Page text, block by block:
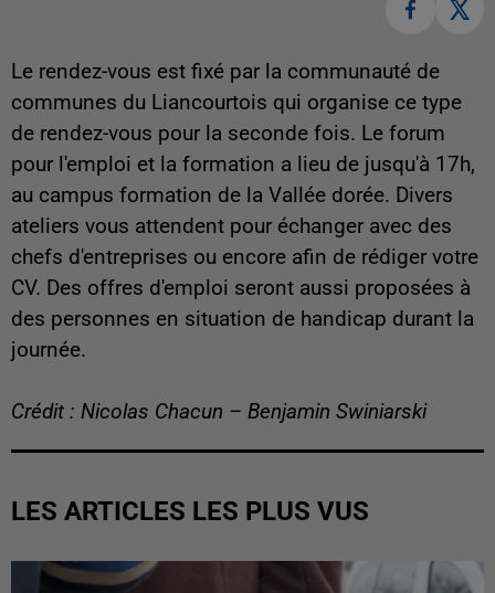
Le rendez-vous est fixé par la communauté de
communes du Liancourtois qui organise ce type
de rendez-vous pour la seconde fois. Le forum
pour l'emploi et la formation a lieu de jusqu'à 17h,
au campus formation de la Vallée dorée. Divers
ateliers vous attendent pour échanger avec des
chefs d'entreprises ou encore afin de rédiger votre
CV. Des offres d'emploi seront aussi proposées à
des personnes en situation de handicap durant la
journée.
Crédit : Nicolas Chacun – Benjamin Swiniarski
LES ARTICLES LES PLUS VUS